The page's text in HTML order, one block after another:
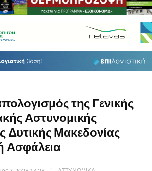
της Γενικής
Αστυνομικής
Δυτικής Μακεδονίας
Ασφάλεια